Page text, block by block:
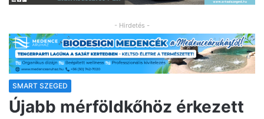
- Hirdetés -
SMART SZEGED
Újabb mérföldkőhöz érkezett